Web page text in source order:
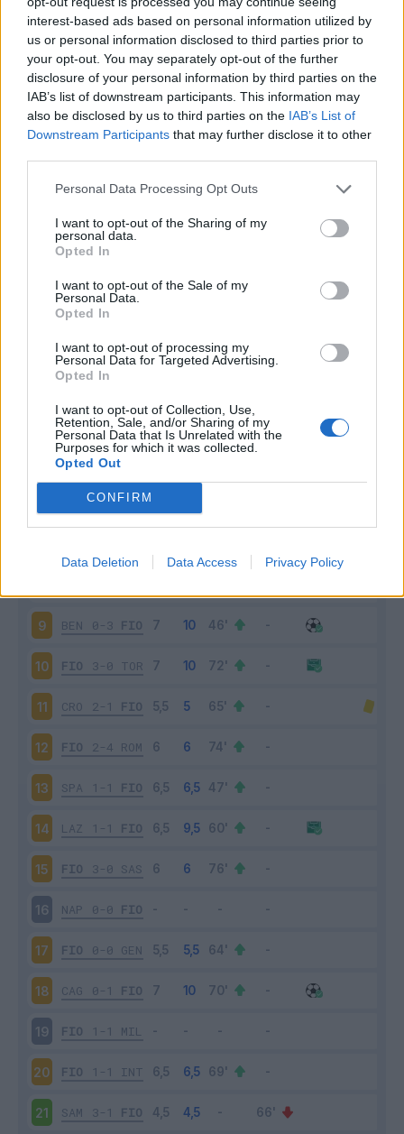
interest-based ads based on personal information utilized by
us or personal information disclosed to third parties prior to
your opt-out. You may separately opt-out of the further
disclosure of your personal information by third parties on the
IAB’s list of downstream participants. This information may
also be disclosed by us to third parties on the IAB’s List of
Downstream Participants that may further disclose it to other
Personal Data Processing Opt Outs
I want to opt-out of the Sharing of my
personal data.
Opted In
I want to opt-out of the Sale of my
Personal Data.
Opted In
I want to opt-out of processing my
Personal Data for Targeted Advertising.
Opted In
I want to opt-out of Collection, Use,
Retention, Sale, and/or Sharing of my
Personal Data that Is Unrelated with the
Purposes for which it was collected.
Opted Out
CONFIRM
Data Deletion Data Access Privacy Policy
Infortunato 0 - 0%
Inutilizzato 9 - 23
stagionale
INT 3-0 FIO
1-2 SAM
VER 0-5
FIO 2-1 BOL
JUV 1-0
1-1 ATA
9 BEN 0-3 FIO
10 FIO 3-0 TOR
11 CRO 2-1 FIO
12 FIO 2-4 ROM
13 SPA 1-1 FIO
14 LAZ 1-1 FIO
15 FIO 3-0 SAS
16 NAP 0-0 FIO
17 FIO 0-0 GEN
18 CAG 0-1 FIO
19 FIO 1-1 MIL
20 FIO 1-1 INT
21 SAM 3-1 FIO